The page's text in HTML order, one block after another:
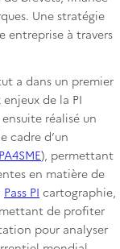
Une stratégie
entreprise à travers
a dans un premier
de la PI
réalisé un
cadre d’un
), permettant
en matière de
Pass PI cartographie,
de profiter
pour analyser